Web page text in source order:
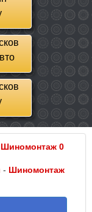
Шиномонтаж 0
- Шиномонтаж